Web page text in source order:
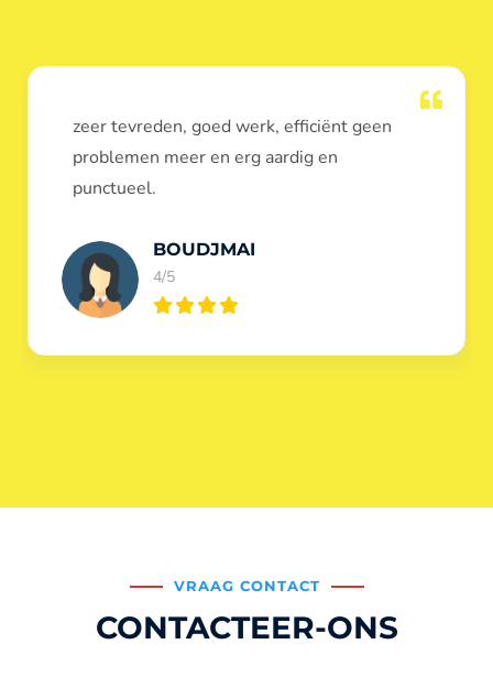
Dank u voor de ontstopping van wc, werd
heel goed uitgevoerd, door de loodgieters
ontstoppers services janssens.
Eric Garfield
5/5
VRAAG CONTACT
CONTACTEER-ONS